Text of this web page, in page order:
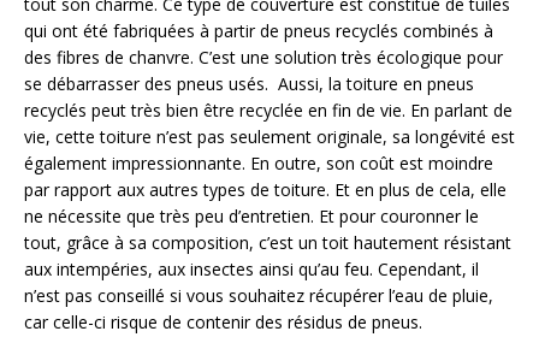
qui ont été fabriquées à partir de pneus recyclés combinés à
des fibres de chanvre. C’est une solution très écologique pour
se débarrasser des pneus usés. Aussi, la toiture en pneus
recyclés peut très bien être recyclée en fin de vie. En parlant de
vie, cette toiture n’est pas seulement originale, sa longévité est
également impressionnante. En outre, son coût est moindre
par rapport aux autres types de toiture. Et en plus de cela, elle
ne nécessite que très peu d’entretien. Et pour couronner le
tout, grâce à sa composition, c’est un toit hautement résistant
aux intempéries, aux insectes ainsi qu’au feu. Cependant, il
n’est pas conseillé si vous souhaitez récupérer l’eau de pluie,
car celle-ci risque de contenir des résidus de pneus.